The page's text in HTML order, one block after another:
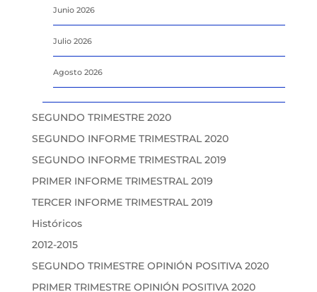
Junio 2026
Julio 2026
Agosto 2026
SEGUNDO TRIMESTRE 2020
SEGUNDO INFORME TRIMESTRAL 2020
SEGUNDO INFORME TRIMESTRAL 2019
PRIMER INFORME TRIMESTRAL 2019
TERCER INFORME TRIMESTRAL 2019
Históricos
2012-2015
SEGUNDO TRIMESTRE OPINIÓN POSITIVA 2020
PRIMER TRIMESTRE OPINIÓN POSITIVA 2020